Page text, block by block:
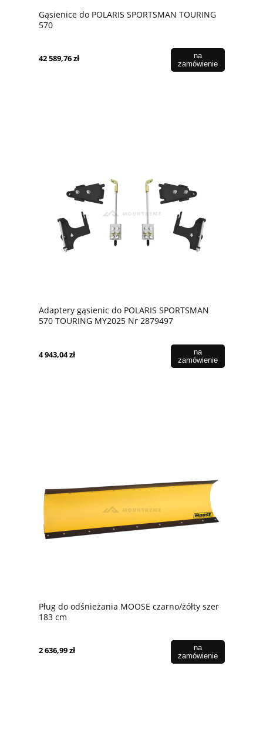
Gąsienice do POLARIS SPORTSMAN TOURING
570
XP1000S/SCRAMBLER XP1000S Nr 2889495
42 589,76 zł
na
zamówienie
Adaptery gąsienic do POLARIS SPORTSMAN
570 TOURING MY2025 Nr 2879497
4 943,04 zł
na
zamówienie
Pług do odśnieżania MOOSE czarno/żółty szer
183 cm
2 636,99 zł
na
zamówienie